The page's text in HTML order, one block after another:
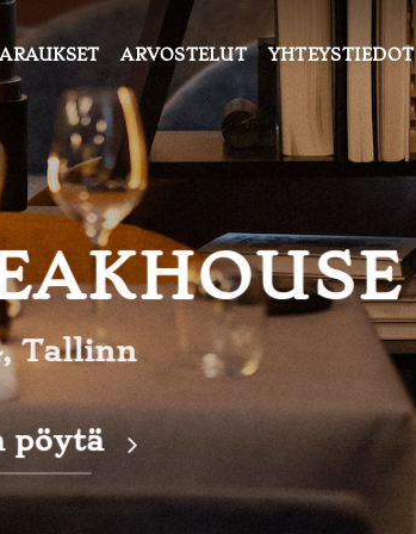
ARVOSTELUT YHTEYSTIEDOT
Tallinn
pöytä